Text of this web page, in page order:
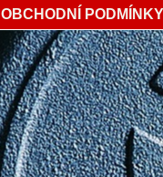
OBCHODNÍ PODMÍNKY